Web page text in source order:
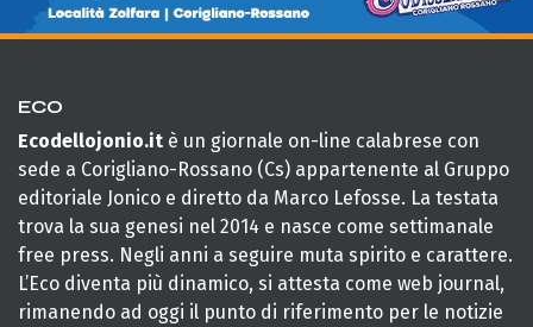
ECO
Ecodellojonio.it è un giornale on-line calabrese con
sede a Corigliano-Rossano (Cs) appartenente al Gruppo
editoriale Jonico e diretto da Marco Lefosse. La testata
trova la sua genesi nel 2014 e nasce come settimanale
free press. Negli anni a seguire muta spirito e carattere.
L’Eco diventa più dinamico, si attesta come web journal,
rimanendo ad oggi il punto di riferimento per le notizie